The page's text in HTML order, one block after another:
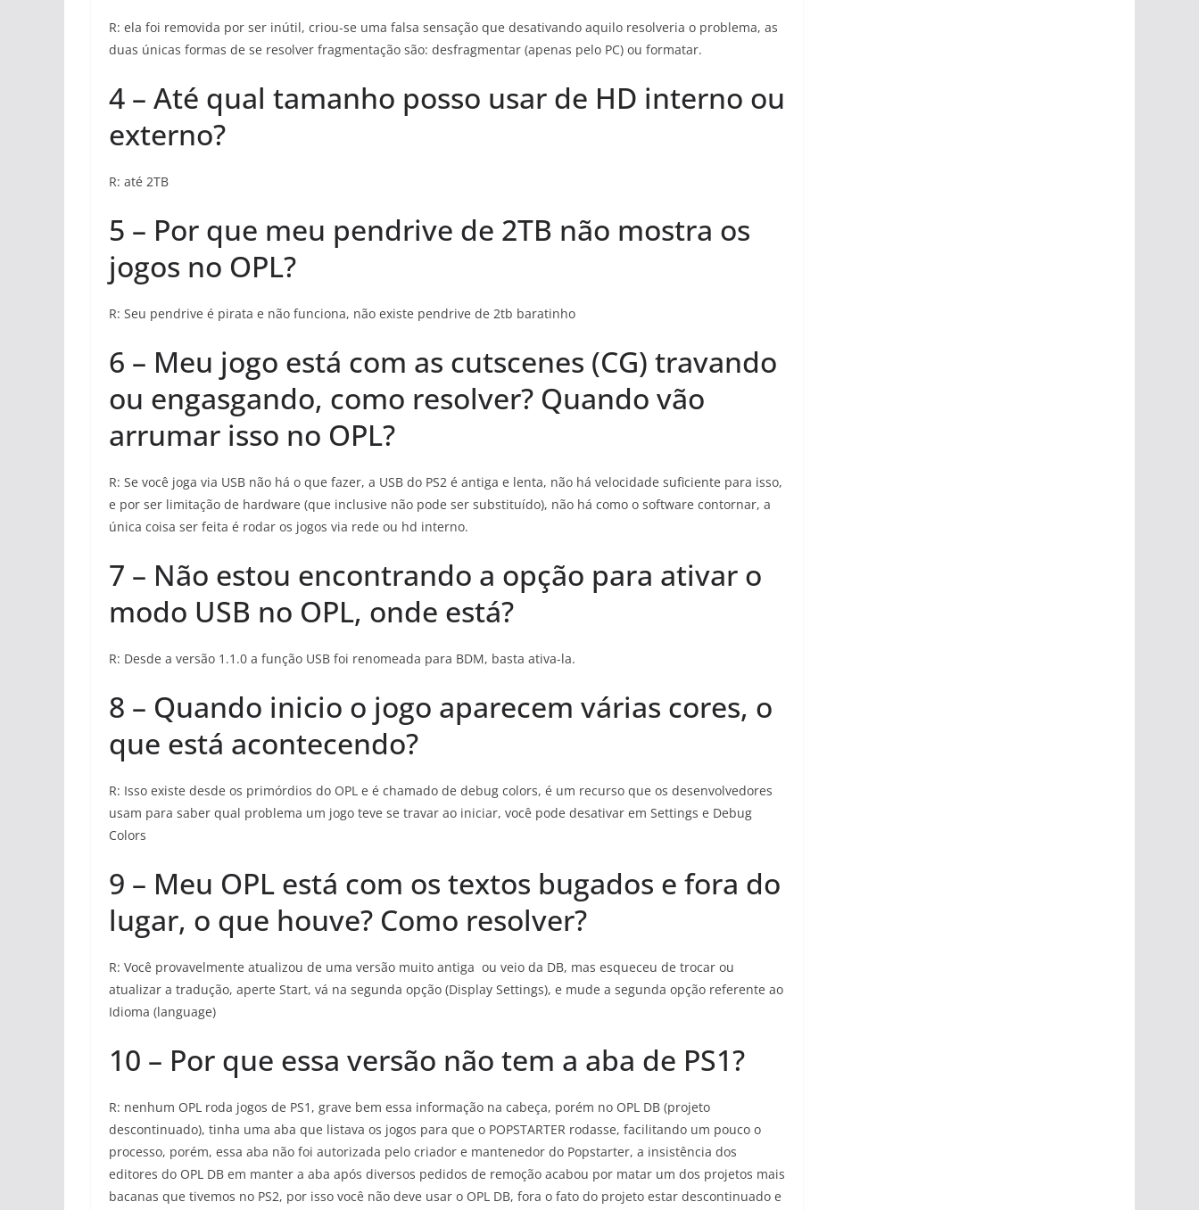
R: ela foi removida por ser inútil, criou-se uma falsa sensação que desativando aquilo resolveria o problema, as
duas únicas formas de se resolver fragmentação são: desfragmentar (apenas pelo PC) ou formatar.
4 – Até qual tamanho posso usar de HD interno ou
externo?
R: até 2TB
5 – Por que meu pendrive de 2TB não mostra os
jogos no OPL?
R: Seu pendrive é pirata e não funciona, não existe pendrive de 2tb baratinho
6 – Meu jogo está com as cutscenes (CG) travando
ou engasgando, como resolver? Quando vão
arrumar isso no OPL?
R: Se você joga via USB não há o que fazer, a USB do PS2 é antiga e lenta, não há velocidade suficiente para isso,
e por ser limitação de hardware (que inclusive não pode ser substituído), não há como o software contornar, a
única coisa ser feita é rodar os jogos via rede ou hd interno.
7 – Não estou encontrando a opção para ativar o
modo USB no OPL, onde está?
R: Desde a versão 1.1.0 a função USB foi renomeada para BDM, basta ativa-la.
8 – Quando inicio o jogo aparecem várias cores, o
que está acontecendo?
R: Isso existe desde os primórdios do OPL e é chamado de debug colors, é um recurso que os desenvolvedores
usam para saber qual problema um jogo teve se travar ao iniciar, você pode desativar em Settings e Debug
Colors
9 – Meu OPL está com os textos bugados e fora do
lugar, o que houve? Como resolver?
R: Você provavelmente atualizou de uma versão muito antiga ou veio da DB, mas esqueceu de trocar ou
atualizar a tradução, aperte Start, vá na segunda opção (Display Settings), e mude a segunda opção referente ao
Idioma (language)
10 – Por que essa versão não tem a aba de PS1?
R: nenhum OPL roda jogos de PS1, grave bem essa informação na cabeça, porém no OPL DB (projeto
descontinuado), tinha uma aba que listava os jogos para que o POPSTARTER rodasse, facilitando um pouco o
processo, porém, essa aba não foi autorizada pelo criador e mantenedor do Popstarter, a insistência dos
editores do OPL DB em manter a aba após diversos pedidos de remoção acabou por matar um dos projetos mais
bacanas que tivemos no PS2, por isso você não deve usar o OPL DB, fora o fato do projeto estar descontinuado e